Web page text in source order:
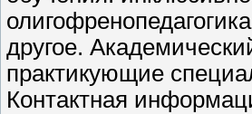
другое.
практикующие
Контактная